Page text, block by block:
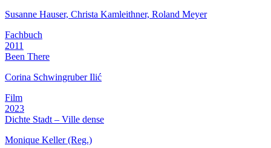
Susanne Hauser, Christa Kamleithner, Roland Meyer
Fachbuch
2011
Been There
Corina Schwingruber Ilić
Film
2023
Dichte Stadt – Ville dense
Monique Keller (Reg.)